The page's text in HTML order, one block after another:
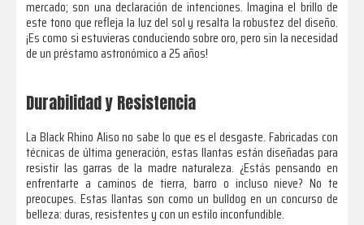
mercado; son una declaración de intenciones. Imagina el brillo de
este tono que refleja la luz del sol y resalta la robustez del diseño.
¡Es como si estuvieras conduciendo sobre oro, pero sin la necesidad
de un préstamo astronómico a 25 años!
Durabilidad y Resistencia
La Black Rhino Aliso no sabe lo que es el desgaste. Fabricadas con
técnicas de última generación, estas llantas están diseñadas para
resistir las garras de la madre naturaleza. ¿Estás pensando en
enfrentarte a caminos de tierra, barro o incluso nieve? No te
preocupes. Estas llantas son como un bulldog en un concurso de
belleza: duras, resistentes y con un estilo inconfundible.